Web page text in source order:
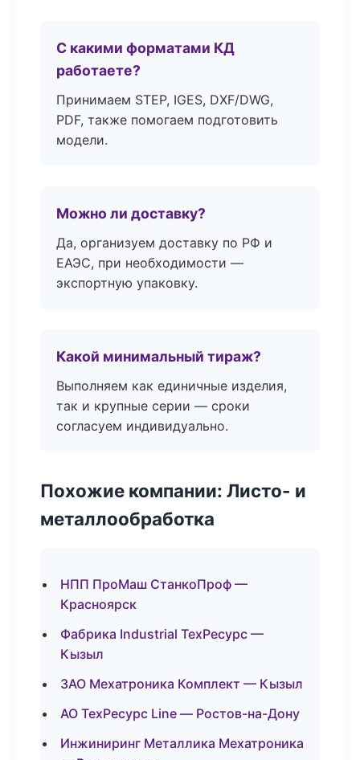
С какими форматами КД
работаете?
Принимаем STEP, IGES, DXF/DWG,
PDF, также помогаем подготовить
модели.
Можно ли доставку?
Да, организуем доставку по РФ и
ЕАЭС, при необходимости —
экспортную упаковку.
Какой минимальный тираж?
Выполняем как единичные изделия,
так и крупные серии — сроки
согласуем индивидуально.
Похожие компании: Листо- и
металлообработка
НПП ПроМаш СтанкоПроф —
Красноярск
Фабрика Industrial ТехРесурс —
Кызыл
ЗАО Мехатроника Комплект — Кызыл
АО ТехРесурс Line — Ростов-на-Дону
Инжиниринг Металлика Мехатроника